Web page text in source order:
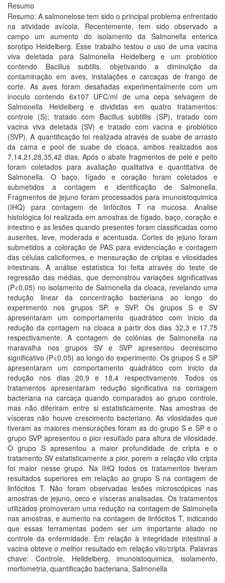
Resumo
Resumo: A salmonelose tem sido o principal problema enfrentado
na atividade avícola. Recentemente, tem sido observado a
campo um aumento do isolamento da Salmonella enterica
sorotipo Heidelberg. Esse trabalho testou o uso de uma vacina
viva deletada para Salmonella Heidelberg e um probiótico
contendo Bacillus subtilis, objetivando a diminuição da
contaminação em aves, instalações e carcaças de frango de
corte. As aves foram desafiadas experimentalmente com um
inoculo contendo 6x107 UFC/ml de uma cepa selvagem de
Salmonella Heidelberg e divididas em quatro tratamentos:
controle (S); tratado com Bacillus subtillis (SP), tratado com
vacina viva deletada (SV) e tratado com vacina e probiótico
(SVP). A quantificação foi realizada através de suabe de arrasto
da cama e pool de suabe de cloaca, ambos realizados aos
7,14,21,28,35,42 dias. Após o abate fragmentos de pele e peito
foram coletados para avaliação qualitativa e quantitativa de
Salmonella. O baço, fígado e coração foram coletados e
submetidos a contagem e identificação de Salmonella.
Fragmentos de jejuno foram processados para imunoistoquimica
(IHQ) para contagem de linfócitos T na mucosa. Analise
histológica foi realizada em amostras de fígado, baço, coração e
intestino e as lesões quando presentes foram classificadas como
ausentes, leve, moderada e acentuada. Cortes de jejuno foram
submetidos a coloração de PAS para evidenciação e contagem
das células caliciformes, e mensuração de criptas e vilosidades
intestinais. A análise estatística foi feita através do teste de
regressão das médias, que demonstrou variações significativas
(P<0,05) no isolamento de Salmonella da cloaca, revelando uma
redução linear da concentração bacteriana ao longo do
experimento nos grupos SP, e SVP. Os grupos S e SV
apresentaram um comportamento quadrático com inicio da
redução da contagem na cloaca a partir dos dias 32,3 e 17,75
respectivamente. A contagem de colônias de Salmonella na
maravalha nos grupos SV e SVP apresentou decréscimo
significativo (P<0,05) ao longo do experimento. Os grupos S e SP
apresentaram um comportamento quadrático com inicio da
redução nos dias 20,9 e 18,4 respectivamente. Todos os
tratamentos apresentaram redução significativa na contagem
bacteriana na carcaça quando comparados ao grupo controle,
mas não diferiram entre si estatisticamente. Nas amostras de
vísceras não houve crescimento bacteriano. As vilosidades que
tiveram as maiores mensurações foram as do grupo S e SP e o
grupo SVP apresentou o pior resultado para altura de vilosidade.
O grupo S apresentou a maior profundidade de cripta e o
tratamento SV estatisticamente a pior, porem a relação vilo cripta
foi maior nesse grupo. Na IHQ todos os tratamentos tiveram
resultados superiores em relação ao grupo S na contagem de
linfócitos T. Não foram observadas lesões microscópicas nas
amostras de jejuno, ceco e vísceras analisadas. Os tratamentos
utilizados promoveram uma redução na contagem de Salmonella
nas amostras, e aumento na contagem de linfócitos T, indicando
que essas ferramentas podem ser um importante aliado no
controle da enfermidade. Em relação à integridade intestinal a
vacina obteve o melhor resultado em relação vilo/cripta. Palavras
chave: Controle, Heildelberg, imunoistoquimica, isolamento,
morfometria, quantificação bacteriana, Salmonella